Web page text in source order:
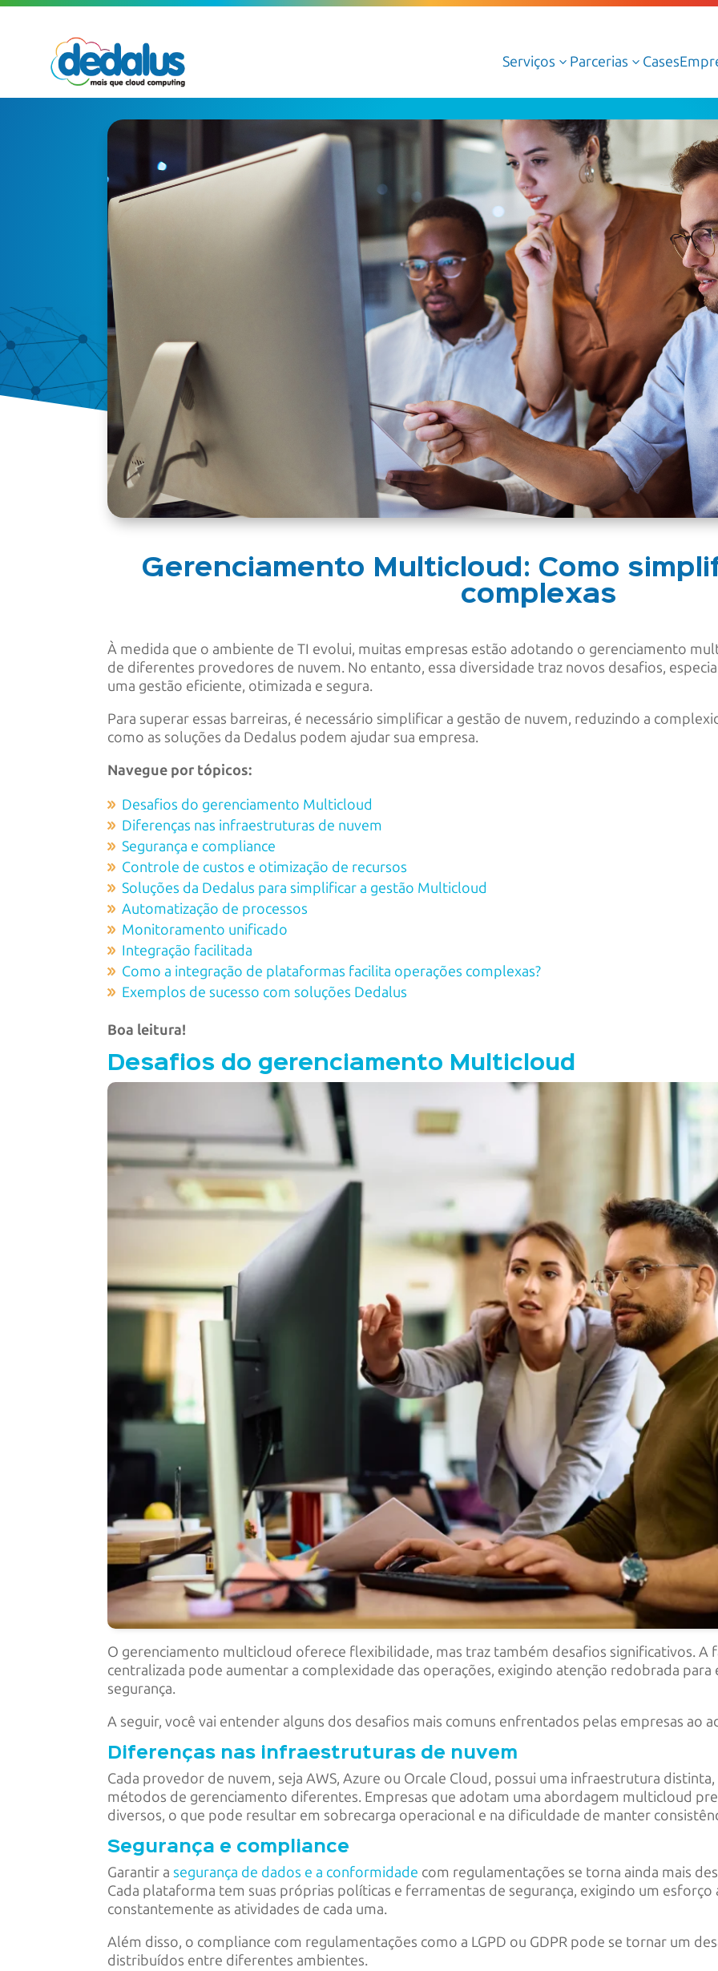
Serviços 3
Serviços Gerenciados de Cloud
Serviços Profissionais de Cloud
Cloud AWS
Cloud Azure
Cloud Oracle
Google Cloud
Dedalus Argos
Parcerias 3 Cases
Gerenciamento Multicloud: Como
complexas
À medida que o ambiente de TI evolui, muitas empresas estão adotando o gerenciamento
de diferentes provedores de nuvem. No entanto, essa diversidade traz novos desafios,
uma gestão eficiente, otimizada e segura.
Para superar essas barreiras, é necessário simplificar a gestão de nuvem, reduzindo a
como as soluções da Dedalus podem ajudar sua empresa.
Navegue por tópicos:
Desafios do gerenciamento Multicloud
Diferenças nas infraestruturas de nuvem
Segurança e compliance
Controle de custos e otimização de recursos
Soluções da Dedalus para simplificar a gestão Multicloud
Automatização de processos
Monitoramento unificado
Integração facilitada
Como a integração de plataformas facilita operações complexas?
Exemplos de sucesso com soluções Dedalus
Boa leitura!
Desafios do gerenciamento Multicloud
O gerenciamento multicloud oferece flexibilidade, mas traz também desafios significativos. A
centralizada pode aumentar a complexidade das operações, exigindo atenção redobrada para
segurança.
A seguir, você vai entender alguns dos desafios mais comuns enfrentados pelas empresas ao
Diferenças nas infraestruturas de nuvem
Cada provedor de nuvem, seja AWS, Azure ou Orcale Cloud, possui uma infraestrutura
métodos de gerenciamento diferentes. Empresas que adotam uma abordagem multicloud
diversos, o que pode resultar em sobrecarga operacional e na dificuldade de manter
Segurança e compliance
Garantir asegurança de dados e a conformidade com regulamentações se torna ainda mais
Cada plataforma tem suas próprias políticas e ferramentas de segurança, exigindo um
constantemente as atividades de cada uma.
Além disso, o compliance com regulamentações como a LGPD ou GDPR pode se tornar um
distribuídos entre diferentes ambientes.